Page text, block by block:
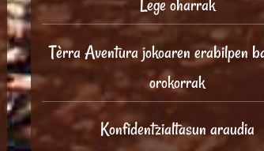
Tèrra Aventura jokoaren erabilpen
orokorrak
Konfidentzialtasun araudia